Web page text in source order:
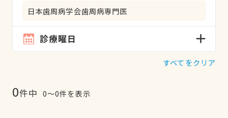
日本歯周病学会歯周病専門医
診療曜日
すべてをクリア
0件中 0〜0件を表示